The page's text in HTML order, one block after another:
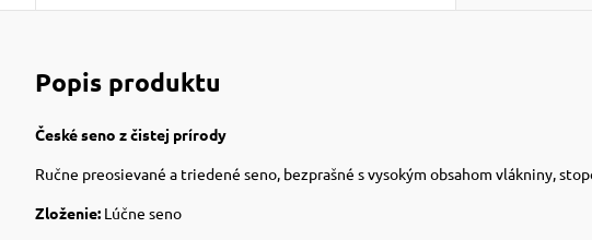
Popis produktu
České seno z čistej prírody
Ručne preosievané a triedené seno, bezprašné s vysokým obsahom vlákniny,
Zloženie: Lúčne seno